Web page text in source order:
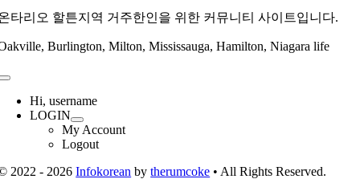
타리오 할튼지역 거주한인을 위한 커뮤니티 사이트입니다.
Burlington, Milton, Mississauga, Hamilton, Niagara life
Toggle
NavigationHi, username
LOGIN
My Account
Logout
2022 - 2026Infokorean bytherumcoke • All Rights Reserved.